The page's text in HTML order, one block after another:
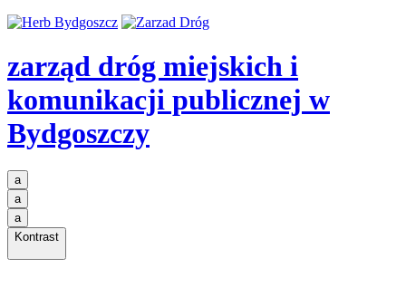
zarząd dróg miejskich i
komunikacji publicznej w
Bydgoszczy
a
a
a
Kontrast